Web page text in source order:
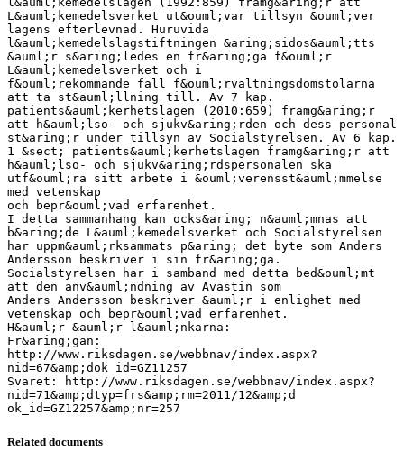
L&auml;kemedelsverket ut&ouml;var tillsyn &ouml;ver
lagens efterlevnad. Huruvida
l&auml;kemedelslagstiftningen &aring;sidos&auml;tts
&auml;r s&aring;ledes en fr&aring;ga f&ouml;r
L&auml;kemedelsverket och i
f&ouml;rekommande fall f&ouml;rvaltningsdomstolarna
att ta st&auml;llning till. Av 7 kap.
patients&auml;kerhetslagen (2010:659) framg&aring;r
att h&auml;lso- och sjukv&aring;rden och dess personal
st&aring;r under tillsyn av Socialstyrelsen. Av 6 kap.
1 &sect; patients&auml;kerhetslagen framg&aring;r att
h&auml;lso- och sjukv&aring;rdspersonalen ska
utf&ouml;ra sitt arbete i &ouml;verensst&auml;mmelse
med vetenskap
och bepr&ouml;vad erfarenhet.
I detta sammanhang kan ocks&aring; n&auml;mnas att
b&aring;de L&auml;kemedelsverket och Socialstyrelsen
har uppm&auml;rksammats p&aring; det byte som Anders
Andersson beskriver i sin fr&aring;ga.
Socialstyrelsen har i samband med detta bed&ouml;mt
att den anv&auml;ndning av Avastin som
Anders Andersson beskriver &auml;r i enlighet med
vetenskap och bepr&ouml;vad erfarenhet.
H&auml;r &auml;r l&auml;nkarna:
Fr&aring;gan:
http://www.riksdagen.se/webbnav/index.aspx?
nid=67&amp;dok_id=GZ11257
Svaret: http://www.riksdagen.se/webbnav/index.aspx?
nid=71&amp;dtyp=frs&amp;rm=2011/12&amp;d
Related documents